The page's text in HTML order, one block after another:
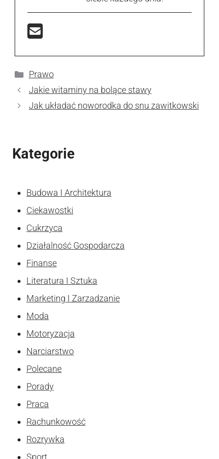
Kategorie
Prawo
Jakie witaminy na bolące stawy
Jak układać noworodka do snu zawitkowski
Kategorie
Budowa I Architektura
Ciekawostki
Cukrzyca
Działalność Gospodarcza
Finanse
Literatura I Sztuka
Marketing I Zarzadzanie
Moda
Motoryzacja
Narciarstwo
Polecane
Porady
Praca
Rachunkowość
Rozrywka